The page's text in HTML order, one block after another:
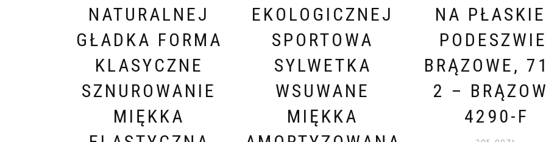
NATURALNEJ
GŁADKA FORMA
KLASYCZNE
SZNUROWANIE
MIĘKKA
EKOLOGICZNEJ
SPORTOWA
SYLWETKA
WSUWANE
MIĘKKA
NA
BRĄZOWE,
2 –
4290-F